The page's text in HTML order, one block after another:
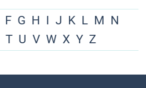
F G H I J K L M N
T U V W X Y Z